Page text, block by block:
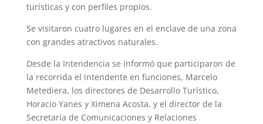
turísticas y con perfiles propios.
Se visitaron cuatro lugares en el enclave de una zona
con grandes atractivos naturales.
Desde la Intendencia se informó que participaron de
la recorrida el intendente en funciones, Marcelo
Metediera, los directores de Desarrollo Turístico,
Horacio Yanes y Ximena Acosta, y el director de la
Secretaría de Comunicaciones y Relaciones